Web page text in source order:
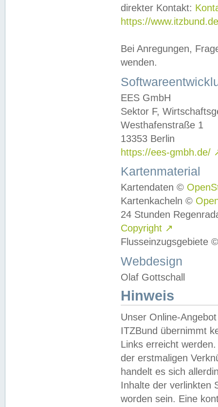
direkter Kontakt:
https://
Bei Anregungen,
wenden.
EES GmbH
Sektor F,
Westhafenstraße 1
13353 Berlin
https://ees-gmbh.de/
Kartenmaterial
Kartendaten ©
Kartenkacheln ©
24 Stunden
Copyright ↗
Flusseinzugsgebiete
Webdesign
Olaf Gottschall
Hinweis
Unser Online-
ITZBund übernimmt
Links erreicht
der erstmaligen
handelt es sich
Inhalte der verlinkten
worden sein. Eine